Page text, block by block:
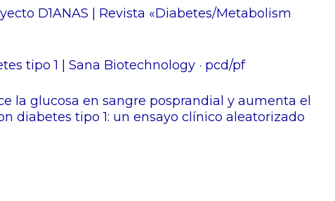
D1ANAS | Revista «Diabetes/Metabolism
tipo 1 | Sana Biotechnology · pcd/pf
la glucosa en sangre posprandial y aumenta el
diabetes tipo 1: un ensayo clínico aleatorizado